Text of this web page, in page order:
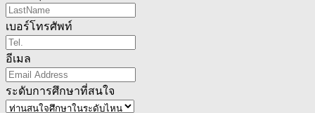
เบอร์โทรศัพท์
อีเมล
ระดับการศึกษาที่สนใจ